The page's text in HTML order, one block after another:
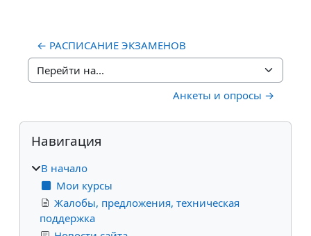
← РАСПИСАНИЕ ЭКЗАМЕНОВ
Перейти на...
Анкеты и опросы →
Блоки
Пропустить Навигация
Навигация
В начало
Мои курсы
Жалобы, предложения, техническая
поддержка